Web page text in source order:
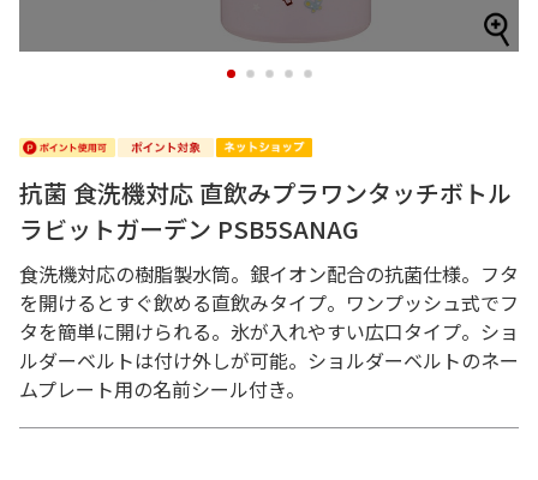
1 2 3 4 5
抗菌 食洗機対応 直飲みプラワンタッチボトル
ラビットガーデン PSB5SANAG
食洗機対応の樹脂製水筒。銀イオン配合の抗菌仕様。フタ
を開けるとすぐ飲める直飲みタイプ。ワンプッシュ式でフ
タを簡単に開けられる。氷が入れやすい広口タイプ。ショ
ルダーベルトは付け外しが可能。ショルダーベルトのネー
ムプレート用の名前シール付き。